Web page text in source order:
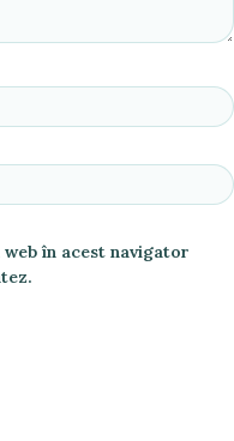
în acest navigator